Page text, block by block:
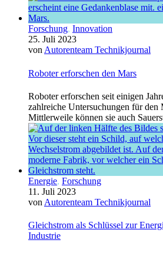
Forschung, Innovation
25. Juli 2023
vonAutorenteam Technikjournal
Roboter erforschen den Mars
Roboter erforschen seit einigen
zahlreiche Untersuchungen für den
Mittlerweile können sie auch
Energie, Forschung
11. Juli 2023
von Autorenteam Technikjournal
Gleichstrom als Schlüssel zur
Industrie